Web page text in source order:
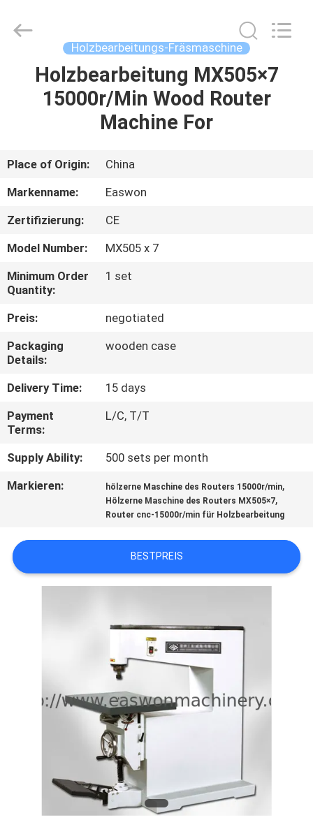
HAUS
ÜBER
UNS
FABRIK-
AUSFLUG
QUALITÄTSKONTROLLE
TRETEN
SIE
MIT
UNS
IN
VERBINDUNG
NACHRICHTEN
FORDERN
SIE EIN
PRIVACY
POLICY
Export
Holzbearbeitungs-Fräsmaschine
Holzbearbeitung MX505×7
15000r/Min Wood Router
Machine For
Place of Origin:
China
Markenname:
Easwon
Zertifizierung:
CE
Model Number:
MX505 x 7
Minimum Order
Quantity:
1 set
Preis:
negotiated
Packaging
Details:
wooden case
Delivery Time:
15 days
Payment
Terms:
L/C, T/T
Supply Ability:
500 sets per month
Markieren:
hölzerne Maschine des Routers 15000r/min,
Hölzerne Maschine des Routers MX505×7,
Router cnc-15000r/min für Holzbearbeitung
BESTPREIS